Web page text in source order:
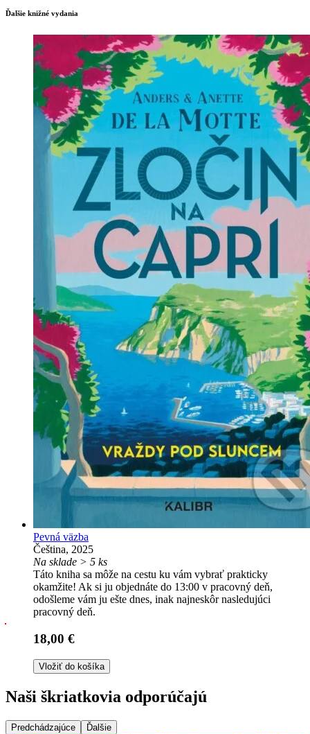
Ďalšie knižné vydania
Pevná väzba
Čeština, 2025
Na sklade > 5 ks
Táto kniha sa môže na cestu ku vám vybrať prakticky
okamžite! Ak si ju objednáte do 13:00 v pracovný deň,
odošleme vám ju ešte dnes, inak najneskôr nasledujúci
pracovný deň.
18,00 €
Vložiť do košíka
Naši škriatkovia odporúčajú
Predchádzajúce Ďalšie